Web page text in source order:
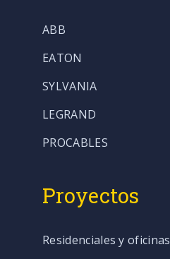
ABB
EATON
SYLVANIA
LEGRAND
PROCABLES
Proyectos
Residenciales y oficinas